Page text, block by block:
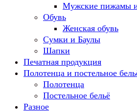
Мужские пижамы и
Обувь
Женская обувь
Сумки и Баулы
Шапки
Печатная продукция
Полотенца и постельное
Полотенца
Постельное бельё
Разное